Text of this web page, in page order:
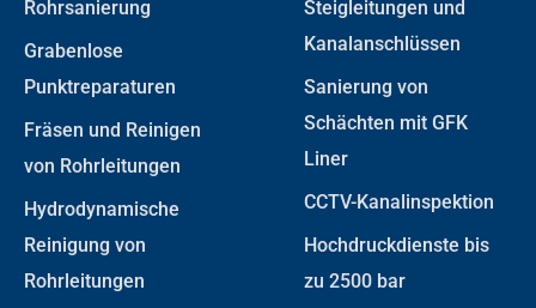
Rohrsanierung
Grabenlose
Punktreparaturen
Fräsen und Reinigen
von Rohrleitungen
Hydrodynamische
Reinigung von
Rohrleitungen
Steigleitungen und
Kanalanschlüssen
Sanierung von
Schächten mit GFK
Liner
CCTV-Kanalinspektion
Hochdruckdienste bis
zu 2500 bar